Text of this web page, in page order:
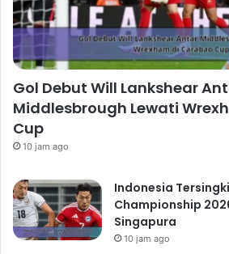
Gol Debut Will Lankshear
Middlesbrough Lewati
Cup
10 jam ago
Indonesia
Championship
Singapura
10 jam ago